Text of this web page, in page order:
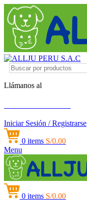
Llámanos al
Iniciar Sesión / Registrarse
0 items S/0.00
Menu
0 items S/0.00